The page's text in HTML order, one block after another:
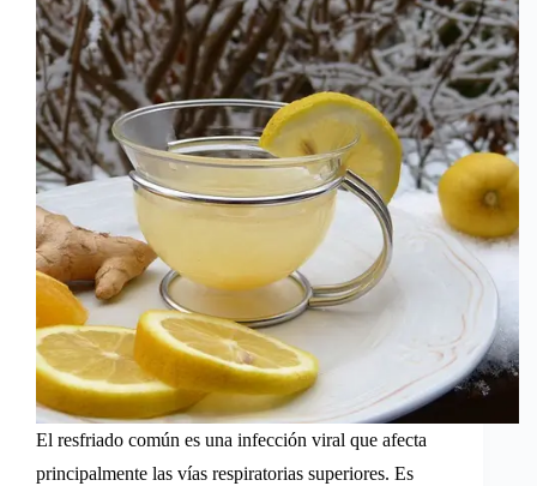
El resfriado común es una infección viral que afecta
principalmente las vías respiratorias superiores. Es